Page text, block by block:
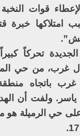
لإعطاء قوات
امتلاكها خبرة
تحركاً
غرب، من حي
غرب باتجاه
ياسر. ولفت أن
على حي الرميلة